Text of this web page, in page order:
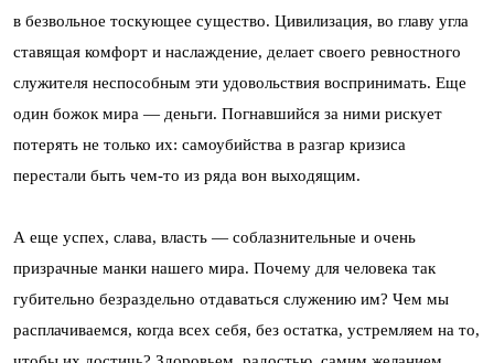
в безвольное тоскующее существо. Цивилизация, во главу угла
ставящая комфорт и наслаждение, делает своего ревностного
служителя неспособным эти удовольствия воспринимать. Еще
один божок мира — деньги. Погнавшийся за ними рискует
потерять не только их: самоубийства в разгар кризиса
перестали быть чем-то из ряда вон выходящим.
А еще успех, слава, власть — соблазнительные и очень
призрачные манки нашего мира. Почему для человека так
губительно безраздельно отдаваться служению им? Чем мы
расплачиваемся, когда всех себя, без остатка, устремляем на то,